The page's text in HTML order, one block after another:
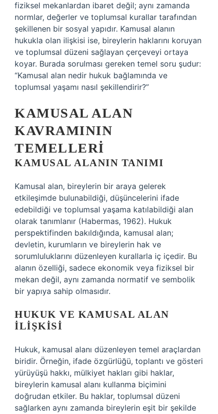
fiziksel mekanlardan ibaret değil; aynı zamanda
normlar, değerler ve toplumsal kurallar tarafından
şekillenen bir sosyal yapıdır. Kamusal alanın
hukukla olan ilişkisi ise, bireylerin haklarını koruyan
ve toplumsal düzeni sağlayan çerçeveyi ortaya
koyar. Burada sorulması gereken temel soru şudur:
“Kamusal alan nedir hukuk bağlamında ve
toplumsal yaşamı nasıl şekillendirir?”
KAMUSAL ALAN
KAVRAMININ
TEMELLERI
KAMUSAL ALANIN TANIMI
Kamusal alan, bireylerin bir araya gelerek
etkileşimde bulunabildiği, düşüncelerini ifade
edebildiği ve toplumsal yaşama katılabildiği alan
olarak tanımlanır (Habermas, 1962). Hukuk
perspektifinden bakıldığında, kamusal alan;
devletin, kurumların ve bireylerin hak ve
sorumluluklarını düzenleyen kurallarla iç içedir. Bu
alanın özelliği, sadece ekonomik veya fiziksel bir
mekan değil, aynı zamanda normatif ve sembolik
bir yapıya sahip olmasıdır.
HUKUK VE KAMUSAL ALAN
İLIŞKISI
Hukuk, kamusal alanı düzenleyen temel araçlardan
biridir. Örneğin, ifade özgürlüğü, toplantı ve gösteri
yürüyüşü hakkı, mülkiyet hakları gibi haklar,
bireylerin kamusal alanı kullanma biçimini
doğrudan etkiler. Bu haklar, toplumsal düzeni
sağlarken aynı zamanda bireylerin eşit bir şekilde